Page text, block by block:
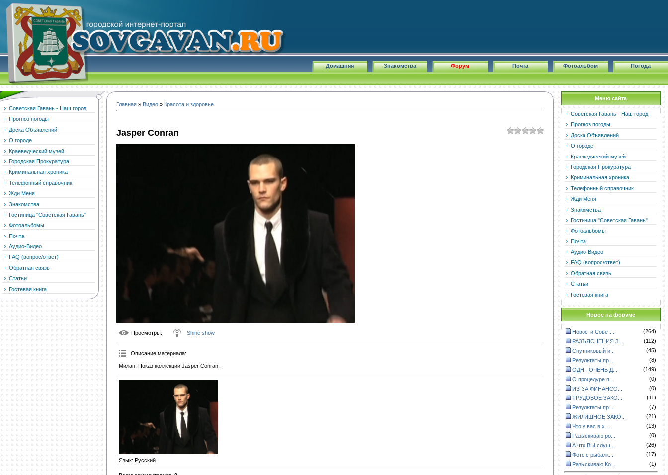
Погода
Фотоальбом
Почта
Форум
Знакомства
Домашняя
Советская Гавань - Наш город
Прогноз погоды
Доска Объявлений
О городе
Краеведческий музей
Городская Прокуратура
Криминальная хроника
Телефонный справочник
Жди Меня
Знакомства
Гостиница "Советская Гавань"
Фотоальбомы
Почта
Аудио-Видео
FAQ (вопрос/ответ)
Обратная связь
Статьи
Гостевая книга
Главная » Видео » Красота и здоровье
Jasper Conran
Просмотры: Shine show
Описание материала:
Милан. Показ коллекции Jasper Conran.
Язык: Русский
Меню сайта
Советская Гавань - Наш город
Прогноз погоды
Доска Объявлений
О городе
Краеведческий музей
Городская Прокуратура
Криминальная хроника
Телефонный справочник
Жди Меня
Знакомства
Гостиница "Советская Гавань"
Фотоальбомы
Почта
Аудио-Видео
FAQ (вопрос/ответ)
Обратная связь
Статьи
Гостевая книга
Новое на форуме
Новости Совет...
(264)
РАЗЪЯСНЕНИЯ З...
(112)
Спутниковый и...
(45)
Результаты пр...
(8)
ОДН - ОЧЕНЬ Д...
(149)
О процедуре п...
(0)
ИЗ-ЗА ФИНАНСО...
(0)
ТРУДОВОЕ ЗАКО...
(11)
Результаты пр...
(7)
ЖИЛИЩНОЕ ЗАКО...
(21)
Что у вас в х...
(13)
Разыскиваю ро...
(0)
А что ВЫ слуш...
(26)
Фото с рыбалк...
(17)
Разыскиваю Ко...
(1)